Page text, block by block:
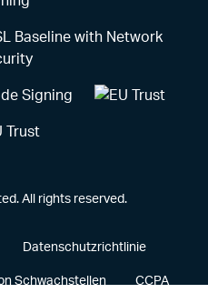
All rights reserved.
Datenschutzrichtlinie
Schwachstellen CCPA